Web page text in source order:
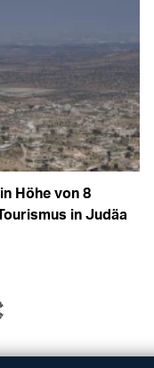
Höhe von 8
in Judäa